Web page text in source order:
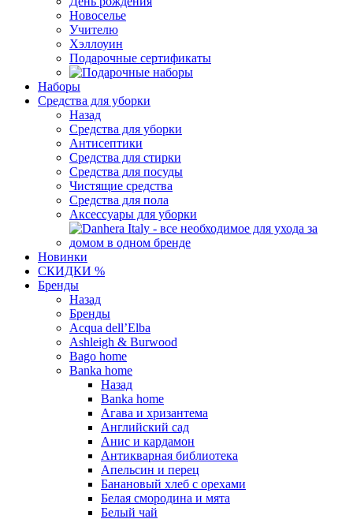
Новоселье
Учителю
Хэллоуин
Подарочные сертификаты
Наборы
Средства для уборки
Назад
Средства для уборки
Антисептики
Средства для стирки
Средства для посуды
Чистящие средства
Средства для пола
Аксессуары для уборки
Новинки
СКИДКИ %
Бренды
Назад
Бренды
Acqua dell’Elba
Ashleigh & Burwood
Bago home
Banka home
Назад
Banka home
Агава и хризантема
Английский сад
Анис и кардамон
Антикварная библиотека
Апельсин и перец
Банановый хлеб с орехами
Белая смородина и мята
Белый чай